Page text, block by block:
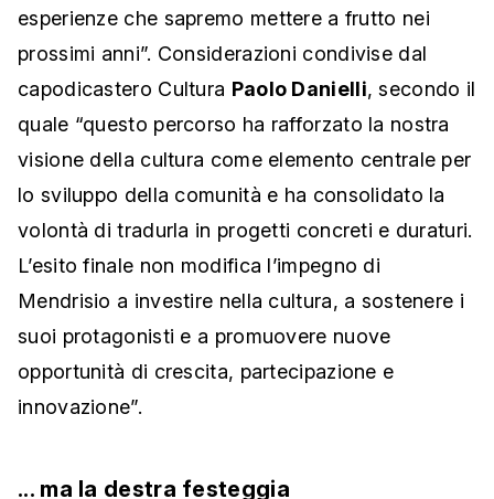
esperienze che sapremo mettere a frutto nei
prossimi anni”. Considerazioni condivise dal
capodicastero Cultura Paolo Danielli, secondo il
quale “questo percorso ha rafforzato la nostra
visione della cultura come elemento centrale per
lo sviluppo della comunità e ha consolidato la
volontà di tradurla in progetti concreti e duraturi.
L’esito finale non modifica l’impegno di
Mendrisio a investire nella cultura, a sostenere i
suoi protagonisti e a promuovere nuove
opportunità di crescita, partecipazione e
innovazione”.
... ma la destra festeggia